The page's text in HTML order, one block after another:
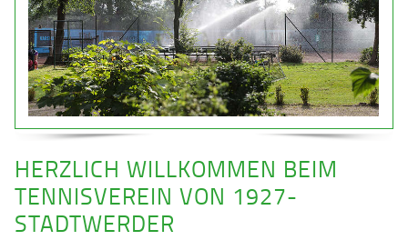
HERZLICH WILLKOMMEN BEIM
TENNISVEREIN VON 1927-
STADTWERDER